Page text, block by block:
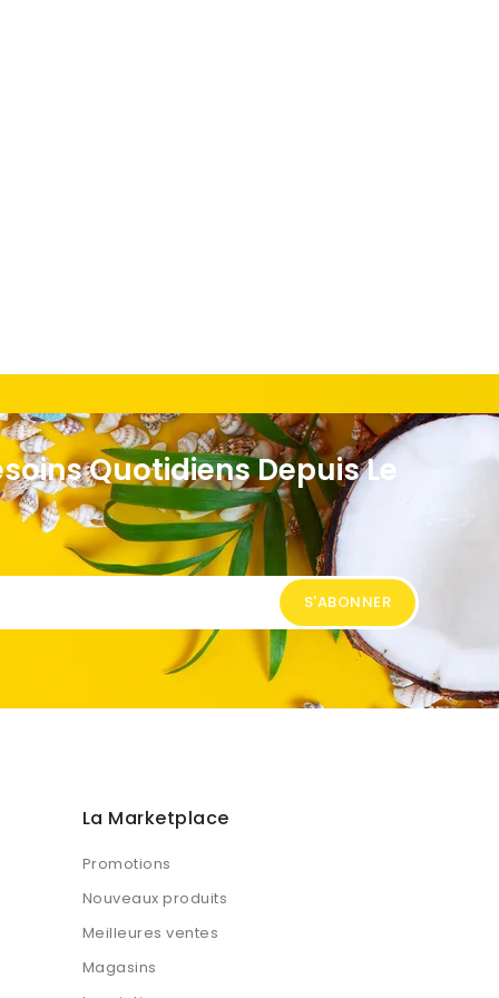
Quotidiens Depuis Le
La Marketplace
Promotions
Nouveaux produits
Meilleures ventes
Magasins